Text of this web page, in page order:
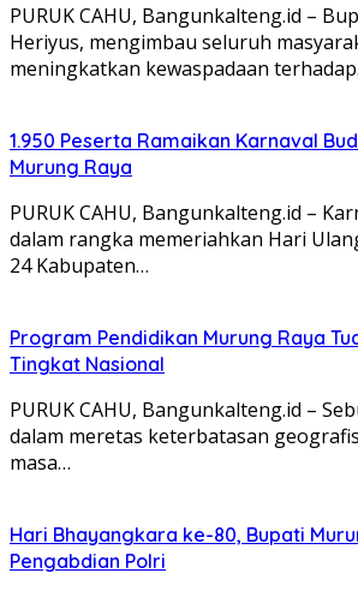
PURUK CAHU, Bangunkalteng.id –
Heriyus, mengimbau seluruh
meningkatkan kewaspadaan
1.950 Peserta Ramaikan Karnaval
Murung Raya
PURUK CAHU, Bangunkalteng.id –
dalam rangka memeriahkan Hari
24 Kabupaten…
Program Pendidikan Murung Raya
Tingkat Nasional
PURUK CAHU, Bangunkalteng.id –
dalam meretas keterbatasan
masa…
Hari Bhayangkara ke-80, Bupati
Pengabdian Polri